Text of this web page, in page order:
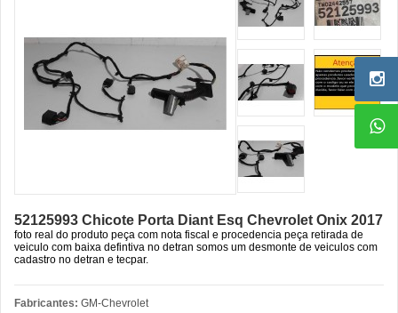
52125993 Chicote Porta Diant Esq Chevrolet Onix 2017
foto real do produto peça com nota fiscal e procedencia peça retirada de
veiculo com baixa defintiva no detran somos um desmonte de veiculos com
cadastro no detran e tecpar.
Fabricantes: GM-Chevrolet